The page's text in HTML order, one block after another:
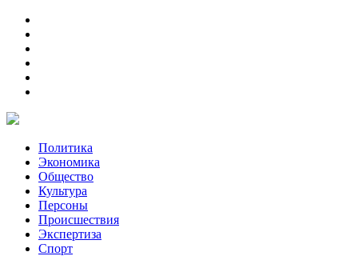
Политика
Экономика
Общество
Культура
Персоны
Происшествия
Экспертиза
Спорт